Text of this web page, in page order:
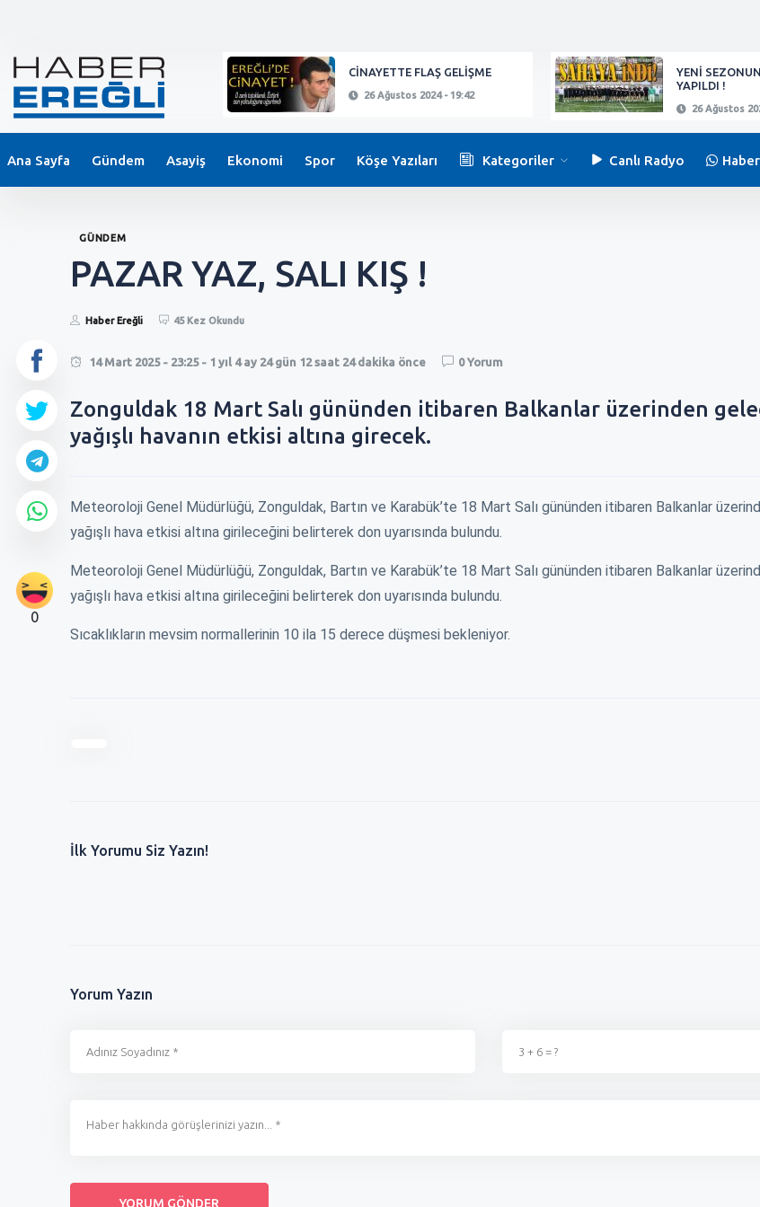
KEPEZ'DE BIÇAKLI SALDIRI !
26 Ağustos 2024 - 21:11
CİNAYETTE FLAŞ GELİŞME
26 Ağustos 2024 - 19:42
YENİ
YAPILDI !
26 Ağustos
Ana Sayfa Gündem Asayiş Ekonomi Spor Köşe Yazıları Kategoriler Canlı Radyo
0
GÜNDEM
PAZAR YAZ, SALI KIŞ !
Haber Ereğli 45 Kez Okundu
14 Mart 2025 - 23:25 - 1 yıl 4 ay 24 gün 12 saat 24 dakika önce 0 Yorum
Zonguldak 18 Mart Salı gününden itibaren Balkanlar üzerinden
yağışlı havanın etkisi altına girecek.
Meteoroloji Genel Müdürlüğü, Zonguldak, Bartın ve Karabük’te 18 Mart Salı gününden itibaren Balkanlar
yağışlı hava etkisi altına girileceğini belirterek don uyarısında bulundu.
Meteoroloji Genel Müdürlüğü, Zonguldak, Bartın ve Karabük’te 18 Mart Salı gününden itibaren Balkanlar
yağışlı hava etkisi altına girileceğini belirterek don uyarısında bulundu.
Sıcaklıkların mevsim normallerinin 10 ila 15 derece düşmesi bekleniyor.
İlk Yorumu Siz Yazın!
Yorum Yazın
EREĞLİ\'DE KISA MESAFE 100 TL !